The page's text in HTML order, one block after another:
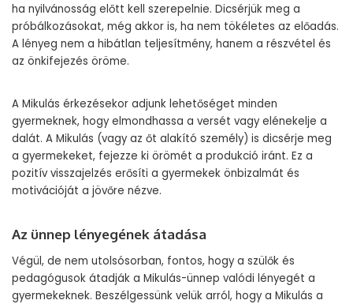
ha nyilvánosság előtt kell szerepelnie. Dicsérjük meg a
próbálkozásokat, még akkor is, ha nem tökéletes az előadás.
A lényeg nem a hibátlan teljesítmény, hanem a részvétel és
az önkifejezés öröme.
A Mikulás érkezésekor adjunk lehetőséget minden
gyermeknek, hogy elmondhassa a versét vagy elénekelje a
dalát. A Mikulás (vagy az őt alakító személy) is dicsérje meg
a gyermekeket, fejezze ki örömét a produkció iránt. Ez a
pozitív visszajelzés erősíti a gyermekek önbizalmát és
motivációját a jövőre nézve.
Az ünnep lényegének átadása
Végül, de nem utolsósorban, fontos, hogy a szülők és
pedagógusok átadják a Mikulás-ünnep valódi lényegét a
gyermekeknek. Beszélgessünk velük arról, hogy a Mikulás a